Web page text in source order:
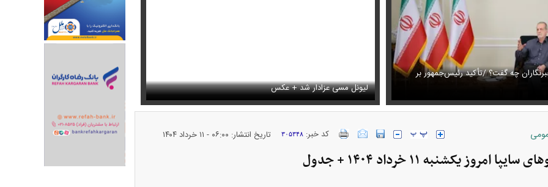
چه گفت؟ /تأکید رئیس‌جمهور بر
فیلم / ادامه تجمعات شبانه تعیین تکلیف شد دختران پیمان قاسم خانی لیونل مسی عزادار شد + عکس جوراب‌های شهباز شریف خبرساز شد
کد خبر:۳۰۵۳۴۸ تاریخ انتشار: ۰۶:۰۰ - ۱۱ خرداد ۱۴۰۴
امروز یکشنبه ۱۱ خرداد ۱۴۰۴ + جدول